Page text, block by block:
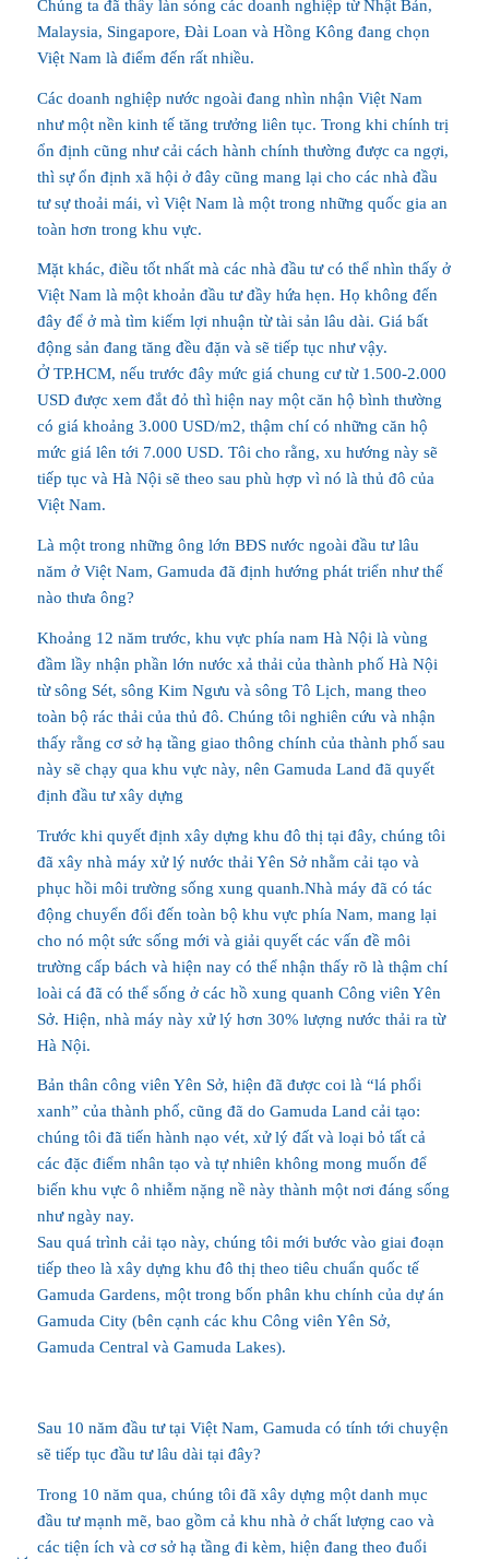
Chúng ta đã thấy làn sóng các doanh nghiệp từ Nhật Bản,
Malaysia, Singapore, Đài Loan và Hồng Kông đang chọn
Việt Nam là điểm đến rất nhiều.
Các doanh nghiệp nước ngoài đang nhìn nhận Việt Nam
như một nền kinh tế tăng trưởng liên tục. Trong khi chính trị
ổn định cũng như cải cách hành chính thường được ca ngợi,
thì sự ổn định xã hội ở đây cũng mang lại cho các nhà đầu
tư sự thoải mái, vì Việt Nam là một trong những quốc gia an
toàn hơn trong khu vực.
Mặt khác, điều tốt nhất mà các nhà đầu tư có thể nhìn thấy ở
Việt Nam là một khoản đầu tư đầy hứa hẹn. Họ không đến
đây để ở mà tìm kiếm lợi nhuận từ tài sản lâu dài. Giá bất
động sản đang tăng đều đặn và sẽ tiếp tục như vậy.
Ở TP.HCM, nếu trước đây mức giá chung cư từ 1.500-2.000
USD được xem đắt đỏ thì hiện nay một căn hộ bình thường
có giá khoảng 3.000 USD/m2, thậm chí có những căn hộ
mức giá lên tới 7.000 USD. Tôi cho rằng, xu hướng này sẽ
tiếp tục và Hà Nội sẽ theo sau phù hợp vì nó là thủ đô của
Việt Nam.
Là một trong những ông lớn BĐS nước ngoài đầu tư lâu
năm ở Việt Nam, Gamuda đã định hướng phát triển như thế
nào thưa ông?
Khoảng 12 năm trước, khu vực phía nam Hà Nội là vùng
đầm lầy nhận phần lớn nước xả thải của thành phố Hà Nội
từ sông Sét, sông Kim Ngưu và sông Tô Lịch, mang theo
toàn bộ rác thải của thủ đô. Chúng tôi nghiên cứu và nhận
thấy rằng cơ sở hạ tầng giao thông chính của thành phố sau
này sẽ chạy qua khu vực này, nên Gamuda Land đã quyết
định đầu tư xây dựng
Trước khi quyết định xây dựng khu đô thị tại đây, chúng tôi
đã xây nhà máy xử lý nước thải Yên Sở nhằm cải tạo và
phục hồi môi trường sống xung quanh.Nhà máy đã có tác
động chuyển đổi đến toàn bộ khu vực phía Nam, mang lại
cho nó một sức sống mới và giải quyết các vấn đề môi
trường cấp bách và hiện nay có thể nhận thấy rõ là thậm chí
loài cá đã có thể sống ở các hồ xung quanh Công viên Yên
Sở. Hiện, nhà máy này xử lý hơn 30% lượng nước thải ra từ
Hà Nội.
Bản thân công viên Yên Sở, hiện đã được coi là “lá phổi
xanh” của thành phố, cũng đã do Gamuda Land cải tạo:
chúng tôi đã tiến hành nạo vét, xử lý đất và loại bỏ tất cả
các đặc điểm nhân tạo và tự nhiên không mong muốn để
biến khu vực ô nhiễm nặng nề này thành một nơi đáng sống
như ngày nay.
Sau quá trình cải tạo này, chúng tôi mới bước vào giai đoạn
tiếp theo là xây dựng khu đô thị theo tiêu chuẩn quốc tế
Gamuda Gardens, một trong bốn phân khu chính của dự án
Gamuda City (bên cạnh các khu Công viên Yên Sở,
Gamuda Central và Gamuda Lakes).
Sau 10 năm đầu tư tại Việt Nam, Gamuda có tính tới chuyện
sẽ tiếp tục đầu tư lâu dài tại đây?
Trong 10 năm qua, chúng tôi đã xây dựng một danh mục
đầu tư mạnh mẽ, bao gồm cả khu nhà ở chất lượng cao và
các tiện ích và cơ sở hạ tầng đi kèm, hiện đang theo đuổi